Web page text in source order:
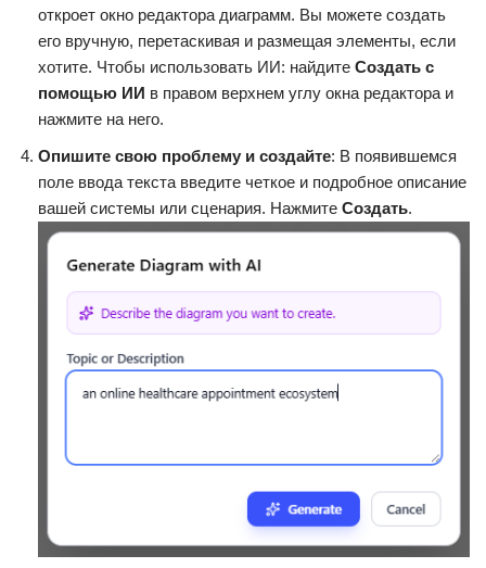
откроет окно редактора диаграмм. Вы можете создать
его вручную, перетаскивая и размещая элементы, если
хотите. Чтобы использовать ИИ: найдите Создать с
помощью ИИ в правом верхнем углу окна редактора и
нажмите на него.
Опишите свою проблему и создайте: В появившемся
поле ввода текста введите четкое и подробное описание
вашей системы или сценария. Нажмите Создать.